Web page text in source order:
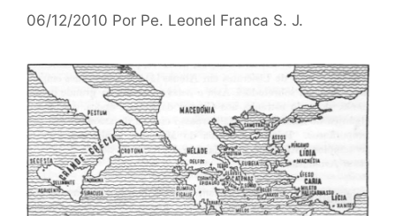
06/12/2010 Por Pe. Leonel Franca S. J.